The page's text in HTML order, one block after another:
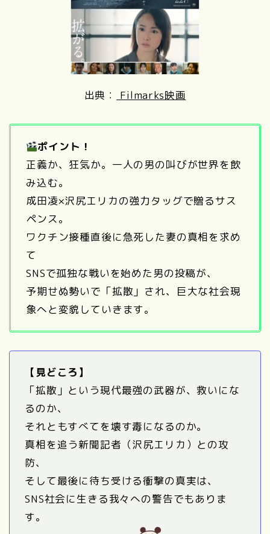
出典： Filmarks映画
ポイント！
正義か、狂気か。一人の男の叫びが世界を飲
み込む。
成田凌×沢尻エリカの強力タッグで贈るサス
ペンス。
ワクチン接種直後に急死した妻の真相を求め
て
SNSで孤独な戦いを始めた男の投稿が、
予期せぬ勢いで「拡散」され、巨大な社会現
象へと変貌していきます。
【見どころ】
「拡散」という現代最強の武器が、救いにな
るのか、
それともすべてを壊す毒になるのか。
真相を追う新聞記者（沢尻エリカ）との攻
防、
そして最後に待ち受ける衝撃の真実は、
SNS社会に生きる我々への警告でもありま
す。